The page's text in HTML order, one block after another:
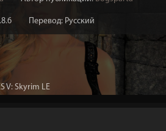
Перевод: Русский
V: Skyrim LE